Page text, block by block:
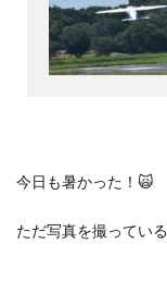
今日も暑かった！ 🙀
ただ写真を撮ってい